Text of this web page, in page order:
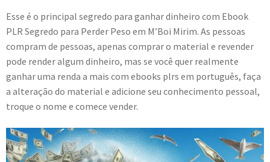
Esse é o principal segredo para ganhar dinheiro com Ebook
PLR Segredo para Perder Peso em M’Boi Mirim. As pessoas
compram de pessoas, apenas comprar o material e revender
pode render algum dinheiro, mas se você quer realmente
ganhar uma renda a mais com ebooks plrs em português, faça
a alteração do material e adicione seu conhecimento pessoal,
troque o nome e comece vender.